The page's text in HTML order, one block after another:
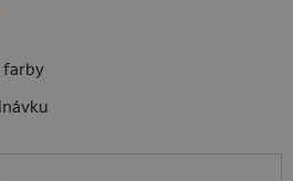
farby